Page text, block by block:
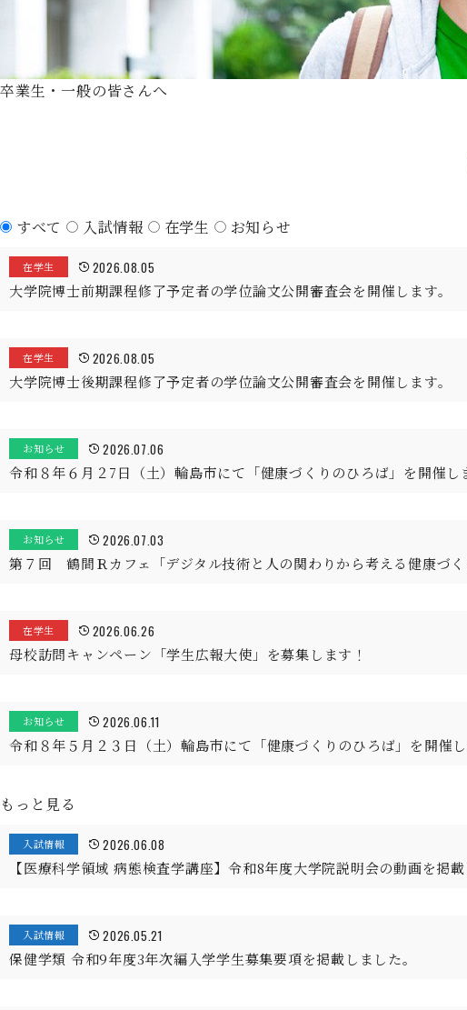
卒業生・一般の皆さんへ
すべて 入試情報 在学生 お知らせ
在学生 2026.08.05
大学院博士前期課程修了予定者の学位論文公開審査会を開催します。
在学生 2026.08.05
大学院博士後期課程修了予定者の学位論文公開審査会を開催します。
お知らせ 2026.07.06
令和８年６月２7日（土）輪島市にて「健康づくりのひろば」を開催し
お知らせ 2026.07.03
第７回 鶴間Ｒカフェ「デジタル技術と人の関わりから考える健康づ
在学生 2026.06.26
母校訪問キャンペーン「学生広報大使」を募集します！
お知らせ 2026.06.11
令和８年５月２３日（土）輪島市にて「健康づくりのひろば」を開催
もっと見る
入試情報 2026.06.08
【医療科学領域 病態検査学講座】令和8年度大学院説明会の動画を掲
入試情報 2026.05.21
保健学類 令和9年度3年次編入学学生募集要項を掲載しました。